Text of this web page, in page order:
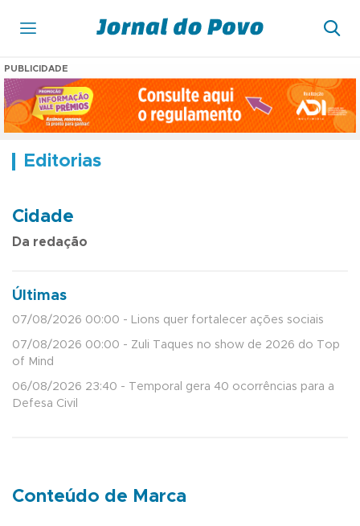
PUBLICIDADE
Editorias
Cidade
Da redação
Últimas
07/08/2026 00:00 - Lions quer fortalecer ações sociais
07/08/2026 00:00 - Zuli Taques no show de 2026 do Top
of Mind
06/08/2026 23:40 - Temporal gera 40 ocorrências para a
Defesa Civil
Conteúdo de Marca